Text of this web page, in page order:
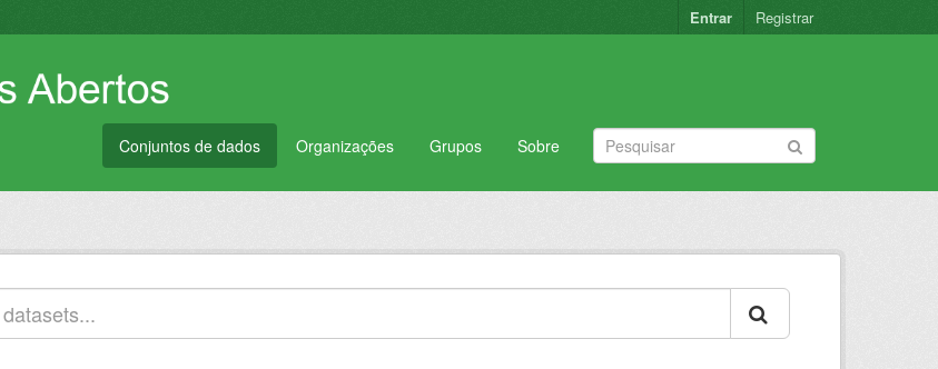
Entrar Registrar
Conjuntos de dados Organizações Grupos Sobre